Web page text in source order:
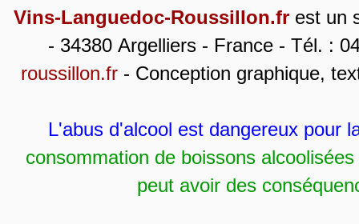
Vins-Languedoc-Roussillon.frest un
- 34380 Argelliers - France - Tél. :
roussillon.fr- Conception graphique,
L'abus d'alcool est dangereux pour
consommation de boissons
peut avoir des